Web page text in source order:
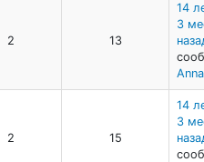
2 13
14
3
2 15
14
3